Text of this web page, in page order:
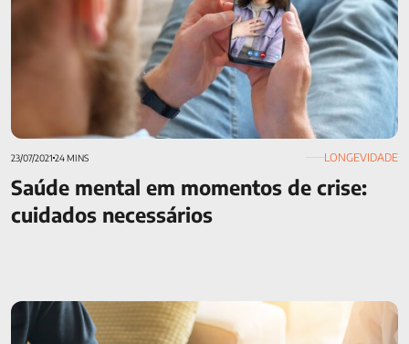
23/07/2021 24 MINS LONGEVIDADE
Saúde mental em momentos de crise:
cuidados necessários
Plano de saúde cobre transplante de órgãos? Saiba como o
seguro pode ajudar